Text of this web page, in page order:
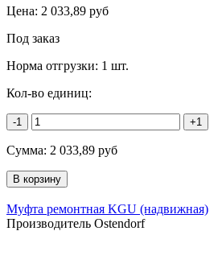
Цена: 2 033,89 руб
Под заказ
Норма отгрузки: 1 шт.
Кол-во единиц:
-1 +1
Сумма: 2 033,89 руб
Муфта ремонтная KGU (надвижная)
Производитель Ostendorf